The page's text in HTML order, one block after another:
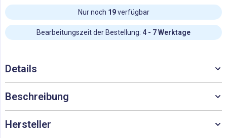
Nur noch 19verfügbar
Bearbeitungszeit der Bestellung: 4 - 7 Werktage
Details
Beschreibung
Hersteller